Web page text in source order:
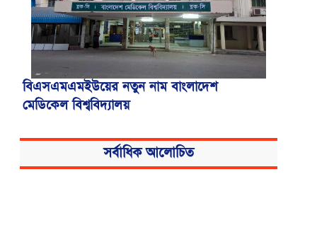
বিএসএমএমইউয়ের নতুন নাম বাংলাদেশ
মেডিকেল বিশ্ববিদ্যালয়
সর্বাধিক আলোচিত